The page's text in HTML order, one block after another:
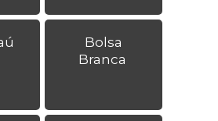
Bolsa
Branca